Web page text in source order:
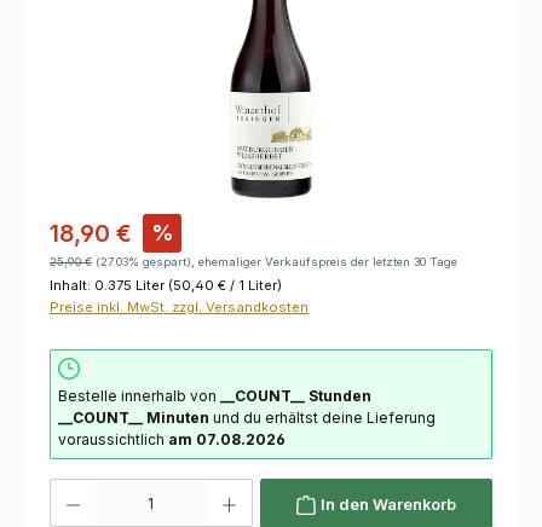
18,90 € %
25,90 € (27.03% gespart), ehemaliger Verkaufspreis der letzten 30 Tage
Inhalt: 0.375 Liter (50,40 € / 1 Liter)
Preise inkl. MwSt. zzgl. Versandkosten
Bestelle innerhalb von
__COUNT__ Stunden
__COUNT__ Minuten und du erhältst deine Lieferung
voraussichtlich am 07.08.2026
In den Warenkorb